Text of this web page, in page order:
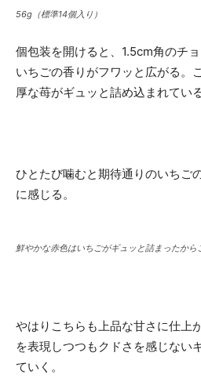
56g（標準14個入り）
個包装を開けると、1.5cm角のチ
いちごの香りがフワッと広がる。
厚な苺がギュッと詰め込まれてい
ひとたび噛むと期待通りのいちご
に感じる。
鮮やかな赤色はいちごがギュッと詰まったから
やはりこちらも上品な甘さに仕上
を表現しつつもクドさを感じない
ていく。